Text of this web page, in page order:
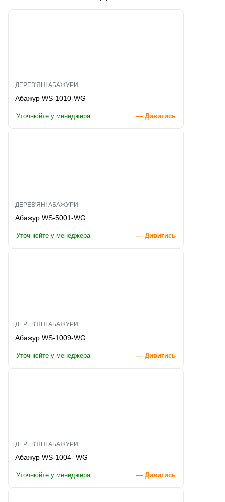
ДЕРЕВ'ЯНІ АБАЖУРИ
Абажур WS-1010-WG
Уточнюйте у менеджера — Дивитись
ДЕРЕВ'ЯНІ АБАЖУРИ
Абажур WS-5001-WG
Уточнюйте у менеджера — Дивитись
ДЕРЕВ'ЯНІ АБАЖУРИ
Абажур WS-1009-WG
Уточнюйте у менеджера — Дивитись
ДЕРЕВ'ЯНІ АБАЖУРИ
Абажур WS-1004- WG
Уточнюйте у менеджера — Дивитись